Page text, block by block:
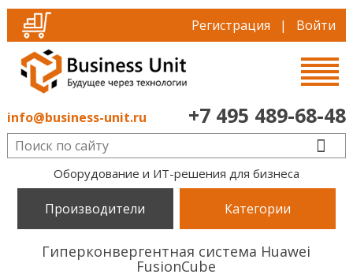
Регистрация | Войти
info@business-unit.ru +7 495 489-68-48
Оборудование и ИТ-решения для бизнеса
Производители Категории
Гиперконвергентная система Huawei
FusionCube